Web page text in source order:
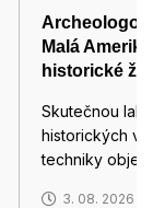
Malá
historické
Skutečnou
historických
techniky
3. 08. 2026